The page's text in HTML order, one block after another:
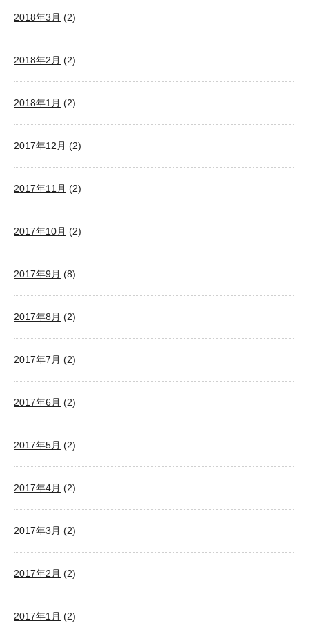
2018年3月 (2)
2018年2月 (2)
2018年1月 (2)
2017年12月 (2)
2017年11月 (2)
2017年10月 (2)
2017年9月 (8)
2017年8月 (2)
2017年7月 (2)
2017年6月 (2)
2017年5月 (2)
2017年4月 (2)
2017年3月 (2)
2017年2月 (2)
2017年1月 (2)